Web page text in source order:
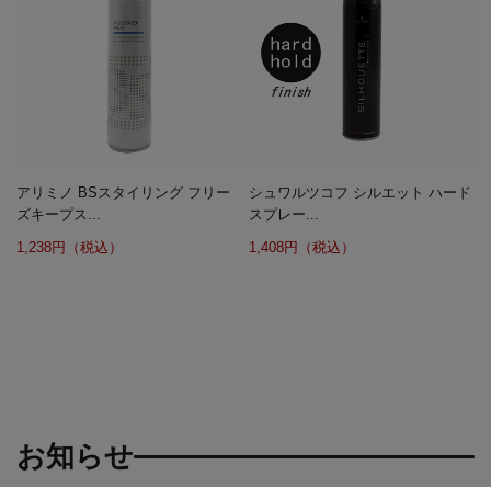
アリミノ BSスタイリング フリー
ズキープス...
1,238円（税込）
シュワルツコフ シルエット ハード
スプレー...
1,408円（税込）
お知らせ